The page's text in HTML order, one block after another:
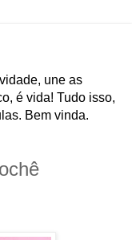
une as
é vida! Tudo isso,
Bem vinda.